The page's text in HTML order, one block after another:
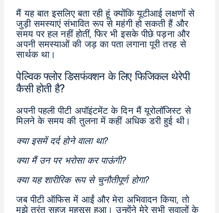
मैं यह बात इसलिए बता रही हूं क्योंकि यूटीआई लक्षणों से
जुड़ी समस्याएं संभावित रूप से महंगी हो सकती हैं और
समय पर हल नहीं होतीं, फिर भी इसके पीछे पड़ना और
अपनी समस्याओं की जड़ का पता लगाना पूरी तरह से
सार्थक था।
पेल्विक फ्लोर डिसफंक्शन के लिए फिजिकल थेरेपी
कैसी होती है?
अपनी पहली पीटी अपॉइंटमेंट के दिन मैं यूरोलॉजिस्ट से
मिलने के समय की तुलना में कहीं अधिक डरी हुई थी।
क्या इसमें दर्द होने वाला था?
क्या मैं उन पर भरोसा कर पाऊंगी?
क्या यह शारीरिक रूप से चुनौतीपूर्ण होगा?
जब पीटी ऑफिस में आईं और मेरा अभिवादन किया, तो
मुझे तुरंत सहज महसूस हुआ। उन्होंने मेरे सभी सवालों के